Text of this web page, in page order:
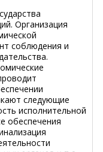
Организация
соблюдения и
следующие
исполнительной
обеспечения